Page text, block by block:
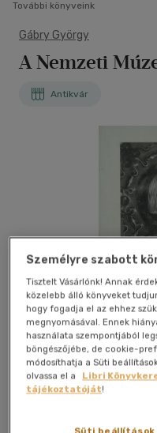
További könyveink
Gábry György
A Nemzeti
Antikvár
Kívánságlistához adom
Személyre szabott
Tisztelt Vásárlónk! Annak
közelebb álló könyveket
hogy fogadja el az ehhez
megnyomásával. Ennek
használata szempontjából
böngészőjébe, de cookie-
módosíthatja a Süti
olvassa el a
Libri
tájékoztatóját!
Süti beállítások